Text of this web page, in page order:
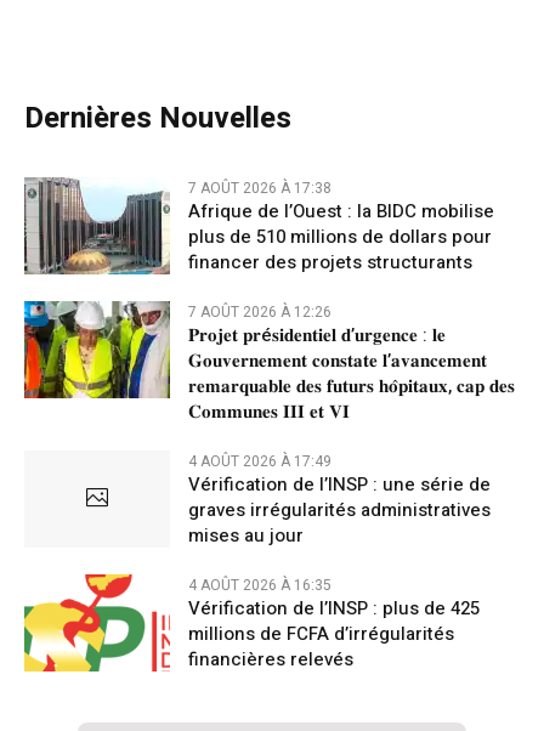
Dernières Nouvelles
7 AOÛT 2026 À 17:38
Afrique de l’Ouest : la BIDC mobilise
plus de 510 millions de dollars pour
financer des projets structurants
7 AOÛT 2026 À 12:26
𝐏𝐫𝐨𝐣𝐞𝐭 𝐩𝐫é𝐬𝐢𝐝𝐞𝐧𝐭𝐢𝐞𝐥 𝐝’𝐮𝐫𝐠𝐞𝐧𝐜𝐞 : 𝐥𝐞
𝐆𝐨𝐮𝐯𝐞𝐫𝐧𝐞𝐦𝐞𝐧𝐭 𝐜𝐨𝐧𝐬𝐭𝐚𝐭𝐞 𝐥’𝐚𝐯𝐚𝐧𝐜𝐞𝐦𝐞𝐧𝐭
𝐫𝐞𝐦𝐚𝐫𝐪𝐮𝐚𝐛𝐥𝐞 𝐝𝐞𝐬 𝐟𝐮𝐭𝐮𝐫𝐬 𝐡𝐨̂𝐩𝐢𝐭𝐚𝐮𝐱, 𝐜𝐚𝐩 𝐝𝐞𝐬
𝐂𝐨𝐦𝐦𝐮𝐧𝐞𝐬 𝐈𝐈𝐈 𝐞𝐭 𝐕𝐈
4 AOÛT 2026 À 17:49
Vérification de l’INSP : une série de
graves irrégularités administratives
mises au jour
4 AOÛT 2026 À 16:35
Vérification de l’INSP : plus de 425
millions de FCFA d’irrégularités
financières relevés